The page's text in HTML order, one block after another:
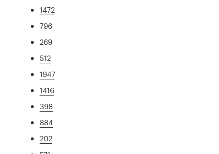
1472
796
269
512
1947
1416
398
884
202